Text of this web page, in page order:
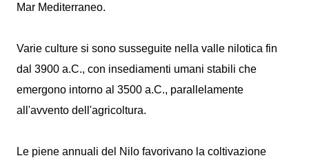
Mar Mediterraneo.
Varie culture si sono susseguite nella valle nilotica fin
dal 3900 a.C., con insediamenti umani stabili che
emergono intorno al 3500 a.C., parallelamente
all'avvento dell'agricoltura.
Le piene annuali del Nilo favorivano la coltivazione